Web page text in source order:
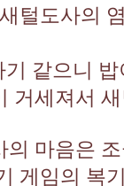
털도사의
기 같으니
거세져서
의 마음은
게임의 복